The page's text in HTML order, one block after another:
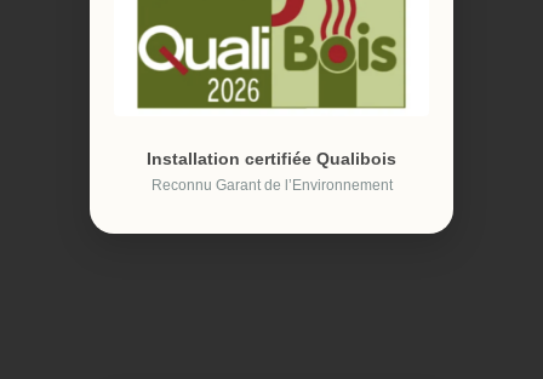
Installation certifiée Qualibois
Reconnu Garant de l’Environnement